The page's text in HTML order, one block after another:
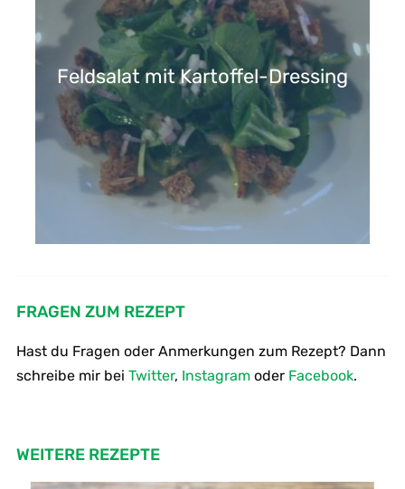
Feldsalat mit Kartoffel-Dressing
FRAGEN ZUM REZEPT
Hast du Fragen oder Anmerkungen zum Rezept? Dann
schreibe mir bei Twitter, Instagramoder Facebook.
WEITERE REZEPTE